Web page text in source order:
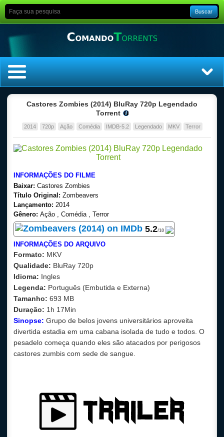
Buscar
Top Séries
Legendado
Castores Zombies (2014) BluRay 720p Legendado
Torrent
2014 720p Ação Comédia IMDB-5.2 Legendado MKV Terror
INFORMAÇÕES DO FILME
Baixar: Castores Zombies
Título Original: Zombeavers
Lançamento: 2014
Gênero: Ação , Comédia , Terror
5.2/10
INFORMAÇÕES DO ARQUIVO
Formato: MKV
Qualidade: BluRay 720p
Idioma: Ingles
Legenda: Português (Embutida e Externa)
Tamanho: 693 MB
Duração: 1h 17Min
Sinopse: Grupo de belos jovens universitários aproveita
divertida estadia em uma cabana isolada de tudo e todos. O
pesadelo começa quando eles são atacados por perigosos
castores zumbis com sede de sangue.